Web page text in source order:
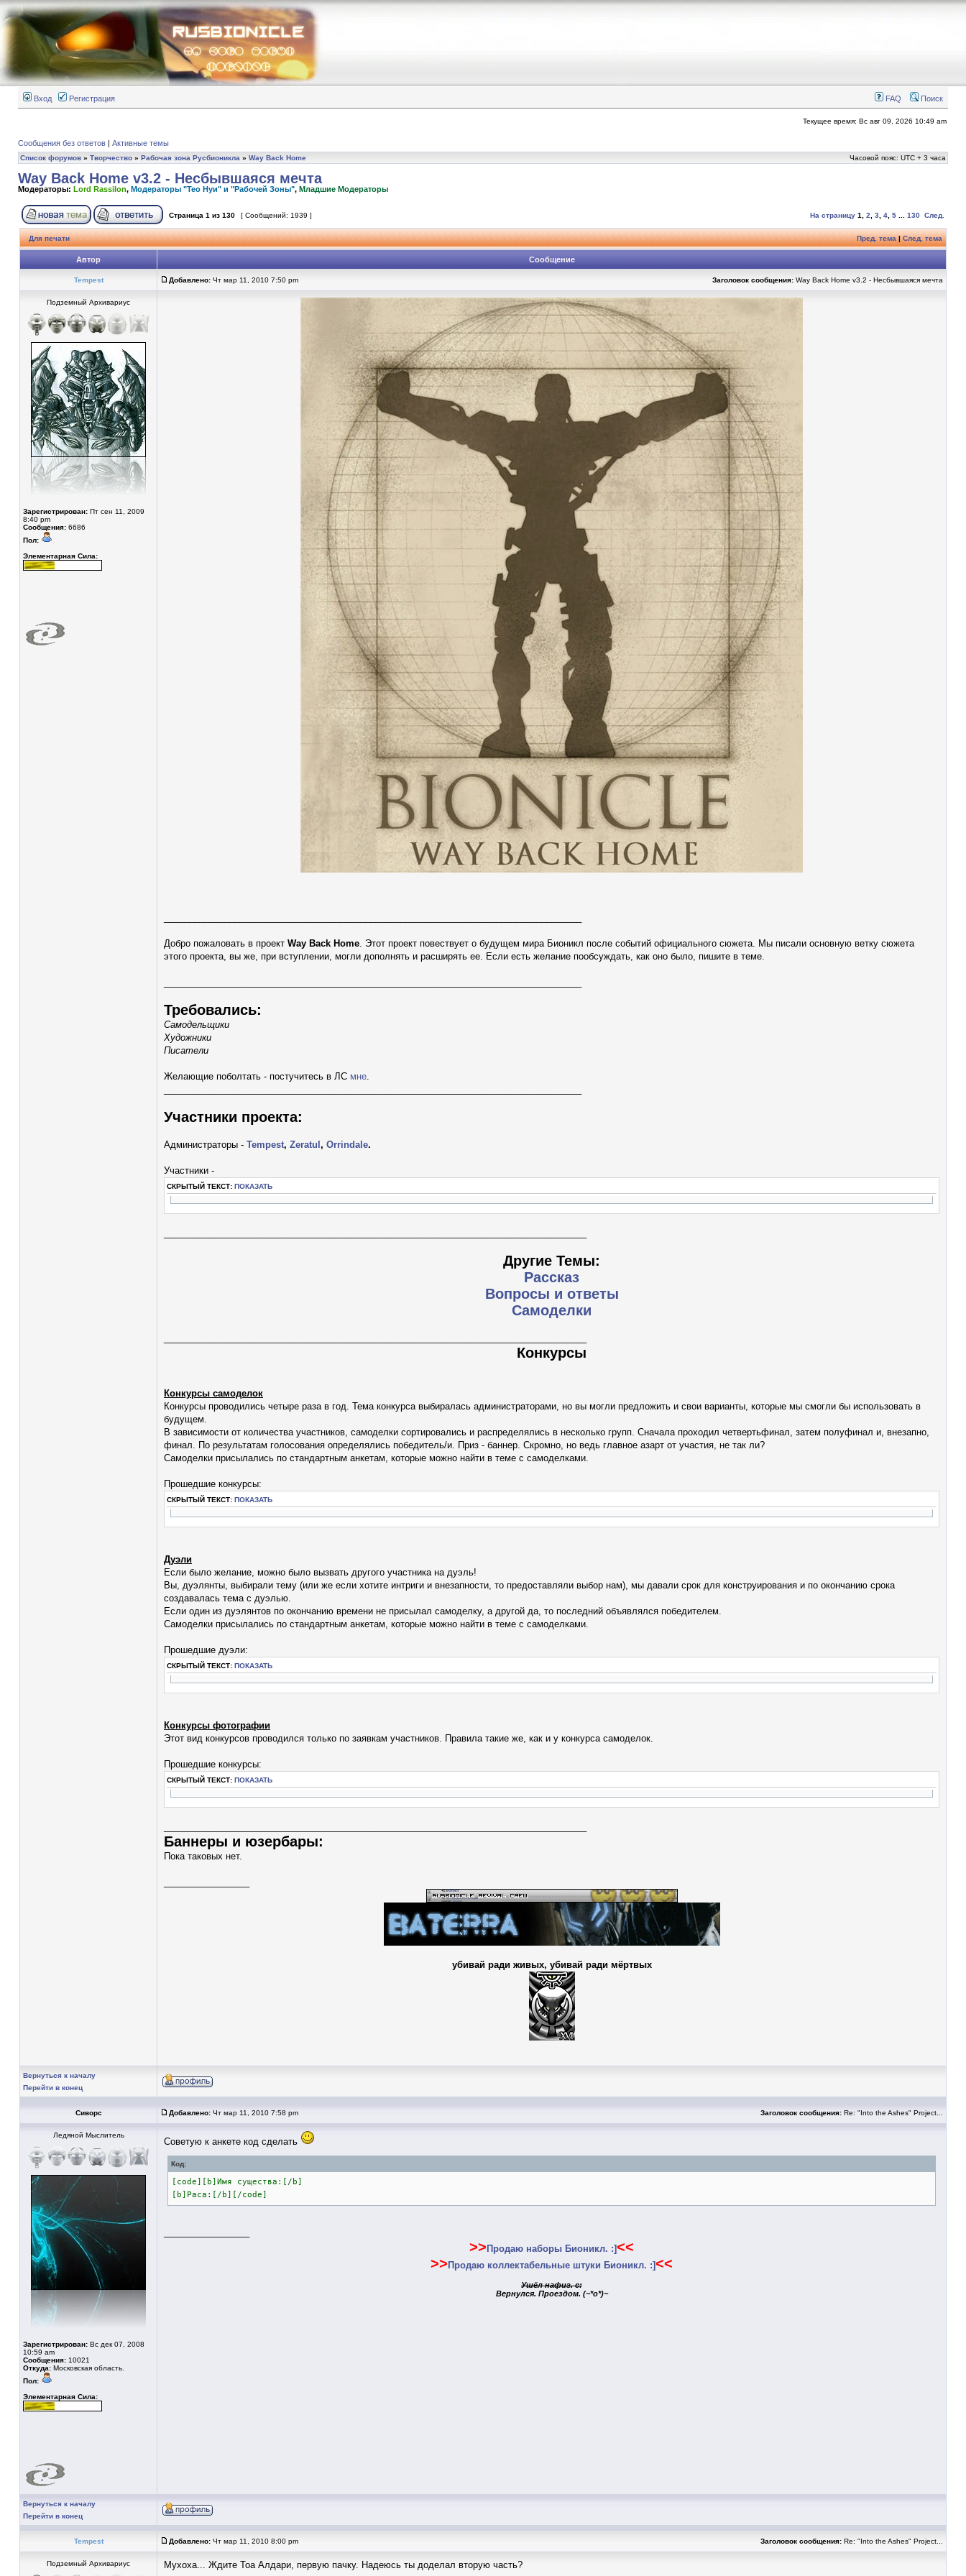
Вход Регистрация FAQ Поиск
Текущее время: Вс авг 09, 2026 10:49 am
Сообщения без ответов | Активные темы
Список форумов » Творчество » Рабочая зона Русбионикла » Way Back Home Часовой пояс: UTC + 3 часа
Way Back Home v3.2 - Несбывшаяся мечта
Модераторы: Lord Rassilon, Модераторы "Тео Нуи" и "Рабочей Зоны", Младшие Модераторы
Страница 1 из 130 [ Сообщений: 1939 ] На страницу 1 2 3 4 5 130 След.
Для печати Пред. тема|След. тема
Автор Сообщение
Tempest Добавлено: Чт мар 11, 2010 7:50 pm Заголовок сообщения: Way Back Home v3.2 - Несбывшаяся мечта
Подземный Архивариус
Зарегистрирован: Пт сен 11, 2009
8:40 pm
Сообщения: 6686
Пол:
Элементарная Сила:
Добро пожаловать в проект Way Back Home. Этот проект повествует о будущем мира Бионикл после событий официального сюжета. Мы писали основную ветку сюжета
этого проекта, вы же, при вступлении, могли дополнять и расширять ее. Если есть желание пообсуждать, как оно было, пишите в теме.
Требовались:
Самодельщики
Художники
Писатели
Желающие поболтать - постучитесь в ЛС мне.
Участники проекта:
Администраторы - Tempest, Zeratul , Orrindale.
Участники -
СКРЫТЫЙ ТЕКСТ: ПОКАЗАТЬ
Другие Темы:
Рассказ
Вопросы и ответы
Самоделки
Конкурсы
Конкурсы самоделок
Конкурсы проводились четыре раза в год. Тема конкурса выбиралась администраторами, но вы могли предложить и свои варианты, которые мы смогли бы использовать в
будущем.
В зависимости от количества участников, самоделки сортировались и распределялись в несколько групп. Сначала проходил четвертьфинал, затем полуфинал и, внезапно,
финал. По результатам голосования определялись победитель/и. Приз - баннер. Скромно, но ведь главное азарт от участия, не так ли?
Самоделки присылались по стандартным анкетам, которые можно найти в теме с самоделками.
Прошедшие конкурсы:
СКРЫТЫЙ ТЕКСТ: ПОКАЗАТЬ
Дуэли
Если было желание, можно было вызвать другого участника на дуэль!
Вы, дуэлянты, выбирали тему (или же если хотите интриги и внезапности, то предоставляли выбор нам), мы давали срок для конструирования и по окончанию срока
создавалась тема с дуэлью.
Если один из дуэлянтов по окончанию времени не присылал самоделку, а другой да, то последний объявлялся победителем.
Самоделки присылались по стандартным анкетам, которые можно найти в теме с самоделками.
Прошедшие дуэли:
СКРЫТЫЙ ТЕКСТ: ПОКАЗАТЬ
Конкурсы фотографии
Этот вид конкурсов проводился только по заявкам участников. Правила такие же, как и у конкурса самоделок.
Прошедшие конкурсы:
СКРЫТЫЙ ТЕКСТ: ПОКАЗАТЬ
Баннеры и юзербары:
Пока таковых нет.
убивай ради живых, убивай ради мёртвых
Вернуться к началу
Перейти в конец
Сиворс Добавлено: Чт мар 11, 2010 7:58 pm Заголовок сообщения: Re: "Into the Ashes" Project...
Ледяной Мыслитель
Зарегистрирован: Вс дек 07, 2008
10:59 am
Сообщения: 10021
Откуда: Московская область.
Пол:
Элементарная Сила:
Советую к анкете код сделать
Код:
[code][b]Имя существа:[/b]
[b]Раса:[/b][/code]
>> Продаю наборы Бионикл. :]<<
>> Продаю коллектабельные штуки Бионикл. :]<<
Ушёл нафиг. с:
Вернулся. Проездом. (~*o*)~
Вернуться к началу
Перейти в конец
Tempest Добавлено: Чт мар 11, 2010 8:00 pm Заголовок сообщения: Re: "Into the Ashes" Project...
Подземный Архивариус Мухоха... Ждите Тоа Алдари, первую пачку. Надеюсь ты доделал вторую часть?